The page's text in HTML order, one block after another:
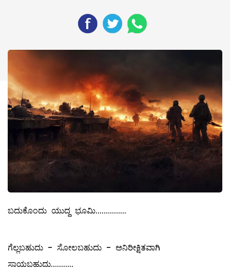
ಬದುಕೊಂದು ಯುದ್ದ ಭೂಮಿ...............
ಗೆಲ್ಲಬಹುದು - ಸೋಲಬಹುದು - ಅನಿರೀಕ್ಷಿತವಾಗಿ
ಸಾಯಬಹುದು...........